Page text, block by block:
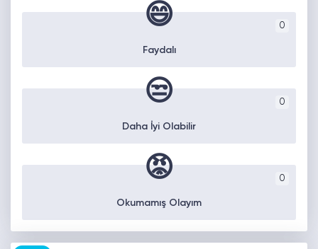
0
😄
Faydalı
0
😒
Daha İyi Olabilir
0
😡
Okumamış Olayım